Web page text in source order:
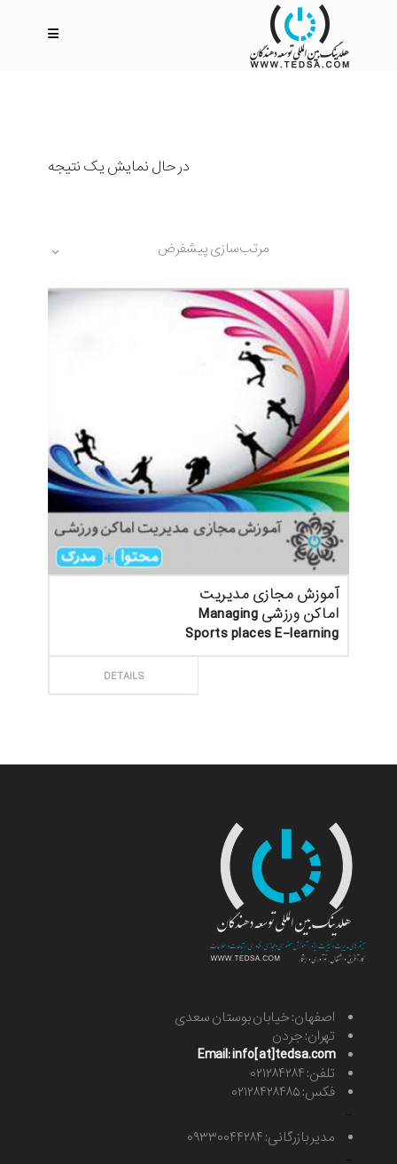
در حال نمایش یک نتیجه
مرتب‌سازی پیشفرض
آموزش مجازی مدیریت
اماکن ورزشی Managing
Sports places E-learning
DETAILS
اصفهان: خیابان بوستان سعدی
تهران: جردن
Email: info[at]tedsa.com
تلفن: ۰۲۱۲۸۴۲۸۴
فکس: ۰۲۱۲۸۴۲۸۴۸۵
مدیر بازرگانی: ۰۹۳۳۰۰۴۴۲۸۴